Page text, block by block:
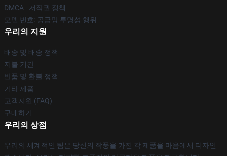
DMCA - 저작권 정책
모델 번호: 공급망 투명성 행위
우리의 지원
배송 및 배송 정책
지불 기간
반품 및 환불 정책
기타 제품
고객지원 (FAQ)
구매하기
우리의 상점
우리의 세계적인 팀은 당신의 작풍을 가진 각 제품을 마음에서 디자인